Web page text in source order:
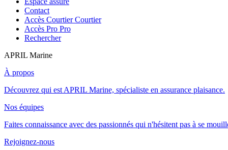
Contact
Accès Courtier Courtier
Accès Pro Pro
Rechercher
APRIL Marine
À propos
Découvrez qui est APRIL Marine, spécialiste en assurance plaisance.
Nos équipes
Faites connaissance avec des passionnés qui n'hésitent pas à se
Rejoignez-nous